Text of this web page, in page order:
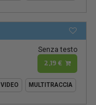
Senza testo
2,19 €
VIDEO MULTITRACCIA